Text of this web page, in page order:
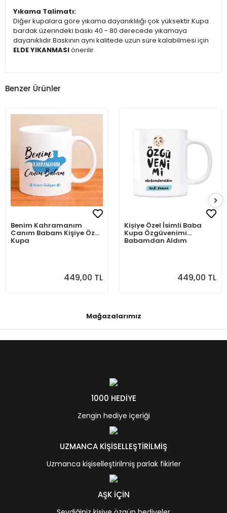
Yıkama Talimatı:
Diğer kupalara göre yıkama dayanıklılığı çok yüksektir.Kupa
bardak üzerindeki baskı 40 - 80 derecede yıkamaya
dayanıklıdır.Baskının aynı kalitede uzun süre kalabilmesi için
ELDE YIKANMASIönerilir.
Benzer Ürünler
Benim Kahramanım
Canım Babam Kişiye Özel
Kupa
449,00 TL
Kişiye Özel İsimli Baba
Kupa Özgüvenimi
Babamdan Aldım
449,00 TL
Mağazalarımız
1000 HEDİYE
Zengin hediye içeriği
UZMANCA KİŞİSELLEŞTİRİLMİŞ
Uzmanca kişiselleştirilmiş parlak fikirler
AŞK İÇİN